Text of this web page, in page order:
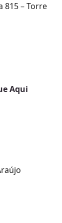
815 – Torre
Aqui